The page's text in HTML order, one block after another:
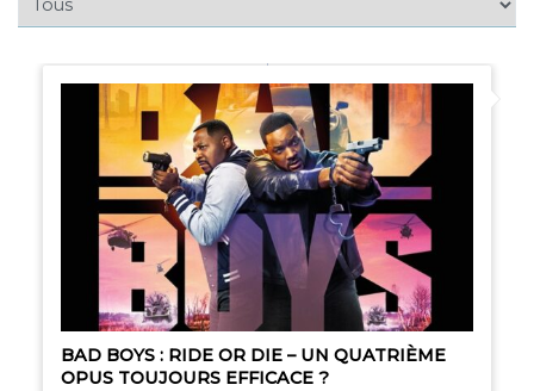
BAD BOYS : RIDE OR DIE – UN QUATRIÈME
OPUS TOUJOURS EFFICACE ?